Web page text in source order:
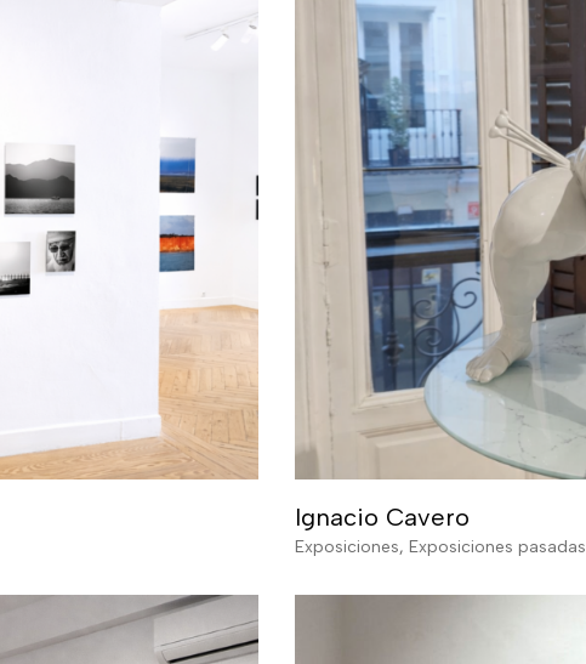
Ignacio Cavero
Exposiciones, Exposiciones pasadas